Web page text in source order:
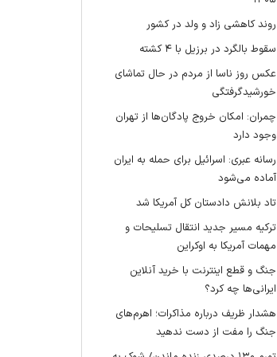
روند کاهشی زاد و ولد در کشور
سقوط بالگرد در برزیل با ۴ کشته
عکس روز ناسا از مردم در حال تماشای
خورشیدگرفتگی
چمران: امکان خروج پادگان‌ها از تهران
وجود دارد
رسانه عبری: اسرائیل برای حمله به ایران
آماده می‌شود
تاد بلانش دادستان کل آمریکا شد
ترکیه مسیر جدید انتقال تسلیحات و
مهمات آمریکا به اوکراین
جنگ و قطع اینترنت با خرید آنلاین
ایرانی‌ها چه کرد؟
هشدار ظریف درباره مذاکرات؛ اهرم‌های
جنگ را مفت از دست ندهید